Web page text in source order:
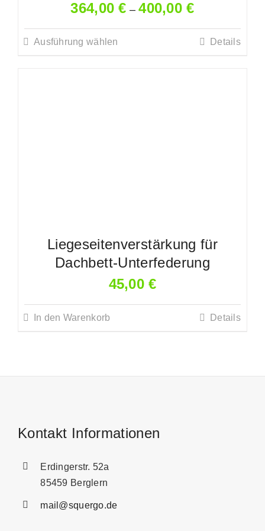
364,00€ –400,00€
Ausführung wählen
Produktseite
gewählt
Details
Liegeseitenverstärkung für
Dachbett-Unterfederung
45,00€
In den Warenkorb Details
Kontakt Informationen
Erdingerstr. 52a
85459 Berglern
mail@squergo.de